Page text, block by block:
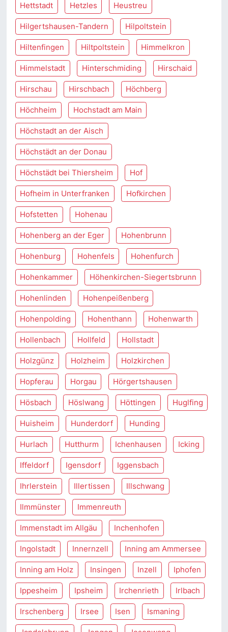
Hettstadt Hetzles Heustreu
Hilgertshausen-Tandern Hilpoltstein
Hiltenfingen Hiltpoltstein Himmelkron
Himmelstadt Hinterschmiding Hirschaid
Hirschau Hirschbach Höchberg
Höchheim Hochstadt am Main
Höchstadt an der Aisch
Höchstädt an der Donau
Höchstädt bei Thiersheim Hof
Hofheim in Unterfranken Hofkirchen
Hofstetten Hohenau
Hohenberg an der Eger Hohenbrunn
Hohenburg Hohenfels Hohenfurch
Hohenkammer Höhenkirchen-Siegertsbrunn
Hohenlinden Hohenpeißenberg
Hohenpolding Hohenthann Hohenwarth
Hollenbach Hollfeld Hollstadt
Holzgünz Holzheim Holzkirchen
Hopferau Horgau Hörgertshausen
Hösbach Höslwang Höttingen Huglfing
Huisheim Hunderdorf Hunding
Hurlach Hutthurm Ichenhausen Icking
Iffeldorf Igensdorf Iggensbach
Ihrlerstein Illertissen Illschwang
Ilmmünster Immenreuth
Immenstadt im Allgäu Inchenhofen
Ingolstadt Innernzell Inning am Ammersee
Inning am Holz Insingen Inzell Iphofen
Ippesheim Ipsheim Irchenrieth Irlbach
Irschenberg Irsee Isen Ismaning